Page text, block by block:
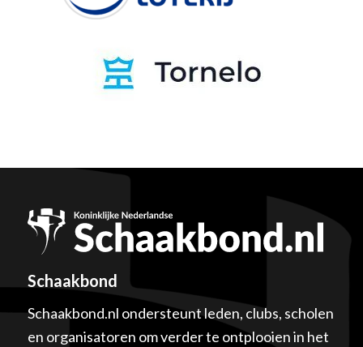
Schaakbond
Schaakbond.nl ondersteunt leden, clubs, scholen
en organisatoren om verder te ontplooien in het